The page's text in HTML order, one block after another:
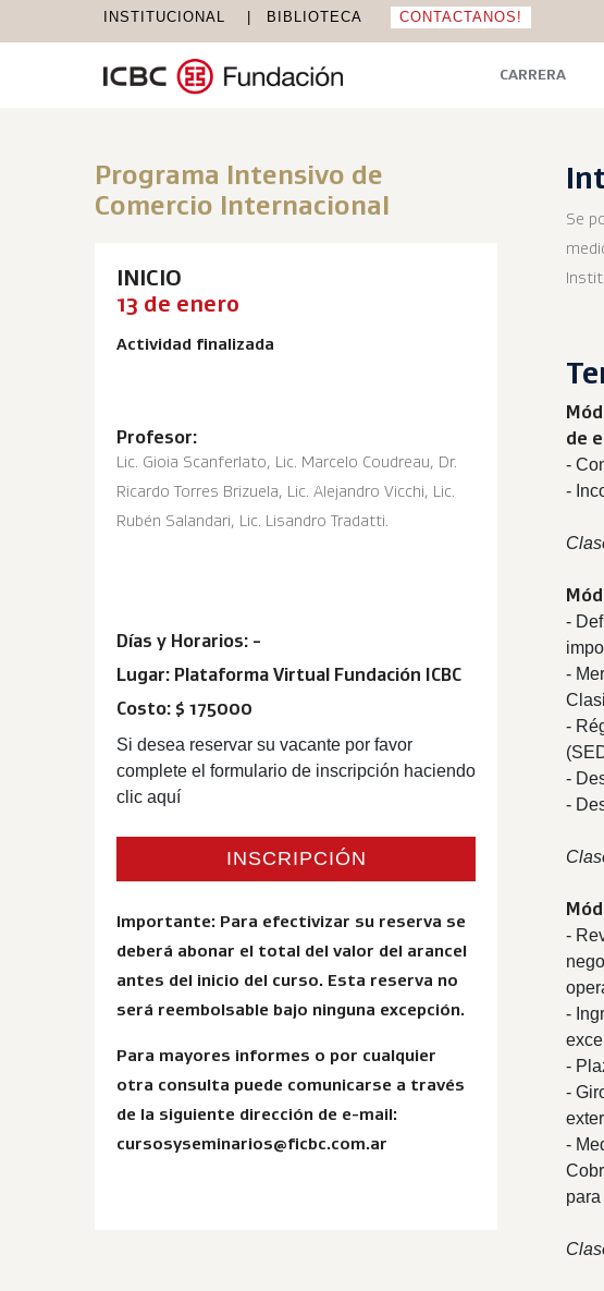
INSTITUCIONAL BIBLIOTECA CONTACTANOS!
CARRERA
Programa Intensivo de
Comercio Internacional
INICIO
13 de enero
Actividad finalizada
Profesor:
Lic. Gioia Scanferlato, Lic. Marcelo Coudreau, Dr.
Ricardo Torres Brizuela, L ic. Alejandro Vicchi, Lic.
Rubén Salandari, Lic. Lisandro Tradatti.
Días y Horarios: -
Lugar: Plataforma Virtual Fundación ICBC
Costo: $ 175000
Si desea reservar su vacante por favor
complete el formulario de inscripción haciendo
clic aquí
INSCRIPCIÓN
Importante: Para efectivizar su reserva se
deberá abonar el total del valor del arancel
antes del inicio del curso. Esta reserva no
será reembolsable bajo ninguna excepción.
Para mayores informes o por cualquier
otra consulta puede comunicarse a través
de la siguiente dirección de e-mail:
cursosyseminarios@ficbc.com.ar
Se
de
-
-
-
-
-
-
-
-
-
-
-
-